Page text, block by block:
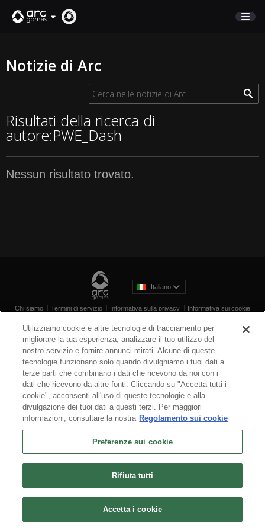
SUPPORTO
Français
Notizie di Arc
Risultati della ricerca di
autore:PWE_Dash
Nessun risultato trovato.
Italiano
Chi siamo Termini di servizio Informativa sulla privacy
Informativa sui cookie
Preferenze sui cookie
Non vendere o condividere le mie informazioni personali
© 2026 Arc Games Inc. All rights reserved. All trademarks are property of their
respective owners.
Utilizziamo cookie e altre tecnologie di tracciamento per
migliorare la tua esperienza, analizzare il tuo utilizzo del
nostro servizio e fornire annunci mirati. Alcune di queste
tecnologie funzionano solo quando divulghiamo i tuoi dati a
terze parti che combinano i dati che ricevono da noi con i
dati che ricevono da altre fonti. Cliccando su "Accetta tutti i
cookie", acconsenti all'uso di queste tecnologie e alla
divulgazione dei tuoi dati a questi terzi. Per maggiori
informazioni, consultare la nostra Regolamento sui cookie
Preferenze sui cookie
Rifiuta tutti
Accetta i cookie